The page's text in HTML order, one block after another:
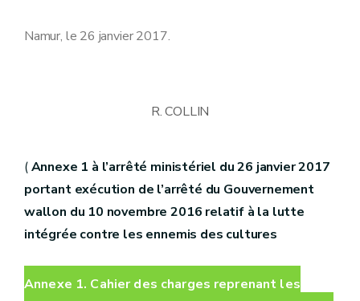
Namur, le 26 janvier 2017.
R. COLLIN
(Annexe 1 à l’arrêté ministériel du 26 janvier 2017
portant exécution de l’arrêté du Gouvernement
wallon du 10 novembre 2016 relatif à la lutte
intégrée contre les ennemis des cultures
Annexe 1. Cahier des charges reprenant les